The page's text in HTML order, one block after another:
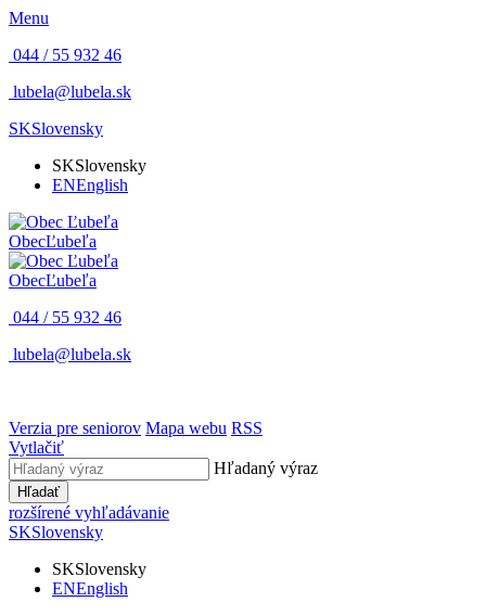
Menu
044 / 55 932 46
lubela@lubela.sk
SKSlovensky
SKSlovensky
ENEnglish
ObecĽubeľa
ObecĽubeľa
044 / 55 932 46
lubela@lubela.sk
Verzia pre seniorov Mapa webu RSS
Vytlačiť
Hľadaný výraz
Hľadať
rozšírené vyhľadávanie
SKSlovensky
SKSlovensky
ENEnglish